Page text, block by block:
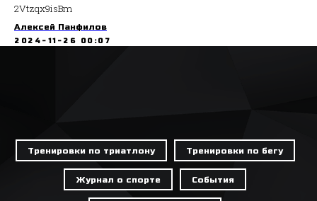
2Vtzqx9isBm
Алексей Панфилов
2024-11-26 00:07
Тренировки по триатлону Тренировки по бегу
Журнал о спорте События